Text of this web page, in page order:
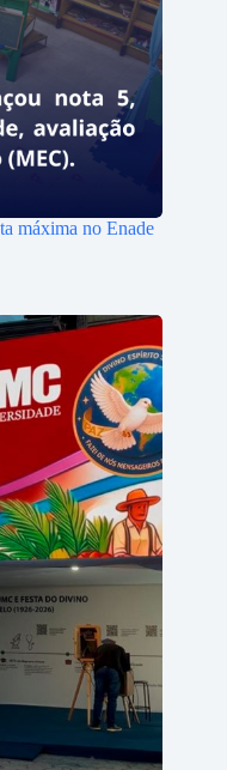
máxima no Enade